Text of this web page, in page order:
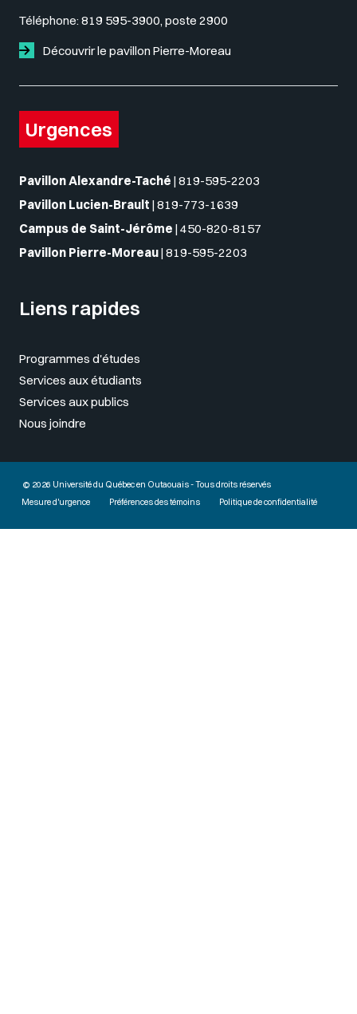
Téléphone: 819 595-3900, poste 2900
Découvrir le pavillon Pierre-Moreau
Urgences
Pavillon Alexandre-Taché | 819-595-2203
Pavillon Lucien-Brault | 819-773-1639
Campus de Saint-Jérôme | 450-820-8157
Pavillon Pierre-Moreau| 819-595-2203
Liens rapides
Programmes d'études
Services aux étudiants
Services aux publics
Nous joindre
© 2026 Université du Québec en Outaouais - Tous droits réservés
Mesure d'urgence
Préférences des témoins Politique de confidentialité